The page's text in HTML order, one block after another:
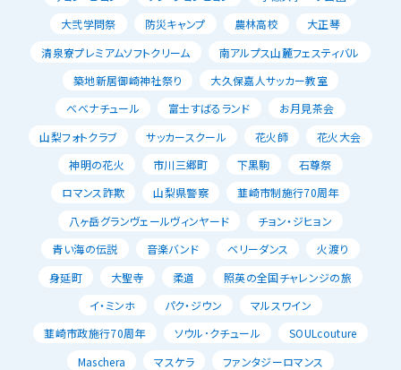
大弐学問祭
防災キャンプ 農林高校
大正琴
清泉寮プレミアムソフトクリーム
南アルプス山麓フェスティバル
築地新居御崎神社祭り
大久保嘉人サッカー教室
べべナチュール
富士すばるランド
お月見茶会
山梨フォトクラブ
サッカースクール 花火師
花火大会
神明の花火
市川三郷町 下黒駒
石尊祭
ロマンス詐欺
山梨県警察
韮崎市制施行70周年
八ヶ岳グランヴェールヴィンヤード
チョン・ジヒョン
青い海の伝説
音楽バンド ベリーダンス
火渡り
身延町
大聖寺 柔道
照英の全国チャレンジの旅
イ・ミンホ
パク・ジウン
マルスワイン
韮崎市政施行70周年
ソウル･クチュール
SOULcouture
Maschera
マスケラ
ファンタジーロマンス